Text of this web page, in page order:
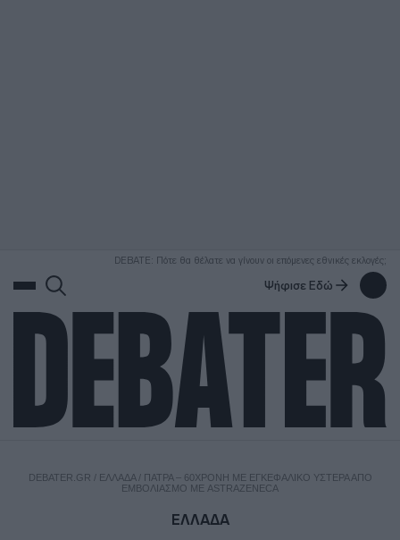
DEBATE: Πότε θα θέλατε να γίνουν οι επόμενες εθνικές εκλογές;
Ψήφισε Εδώ
DEBATER.GR / ΕΛΛΑΔΑ/ ΠΆΤΡΑ – 60ΧΡΟΝΗ ΜΕ ΕΓΚΕΦΑΛΙΚΌ ΎΣΤΕΡΑ ΑΠΌ
ΕΜΒΟΛΙΑΣΜΌ ΜΕ ASTRAZENECA
ΕΛΛΑΔΑ